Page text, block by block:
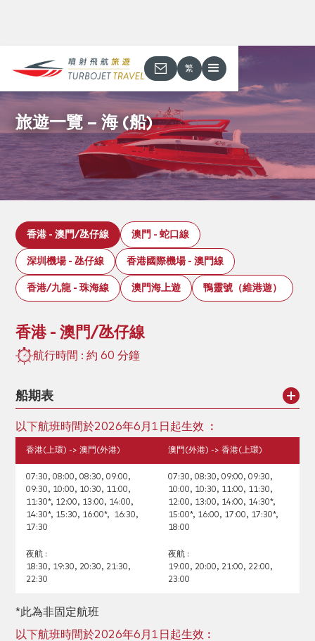
繁
旅遊一覽 – 海 (船)
香港 - 澳門/氹仔線 澳門 - 蛇口線
深圳機場 - 氹仔線 香港國際機場 - 澳門線
香港/九龍 - 珠海線 澳門海上遊 鴨靈號（維港遊）
香港 - 澳門/氹仔線
航行時間 : 約 60 分鐘
船期表
以下航班時間於2026年6月1日起生效 ︰
香港(上環) -> 澳門(外港) 澳門(外港) -> 香港(上環)
07:30, 08:00, 08:30, 09:00,
09:30, 10:00, 10:30, 11:00,
11:30*, 12:00, 13:00, 14:00,
14:30*, 15:30, 16:00*, 16:30,
17:30
07:30, 08:30, 09:00, 09:30,
10:00, 10:30, 11:00, 11:30,
12:00, 13:00, 14:00, 14:30*,
15:00*, 16:00, 17:00, 17:30*,
18:00
夜航 :
18:30, 19:30, 20:30, 21:30,
22:30
夜航 :
19:00, 20:00, 21:00, 22:00,
23:00
*此為非固定航班
以下航班時間於2026年6月1日起生效︰